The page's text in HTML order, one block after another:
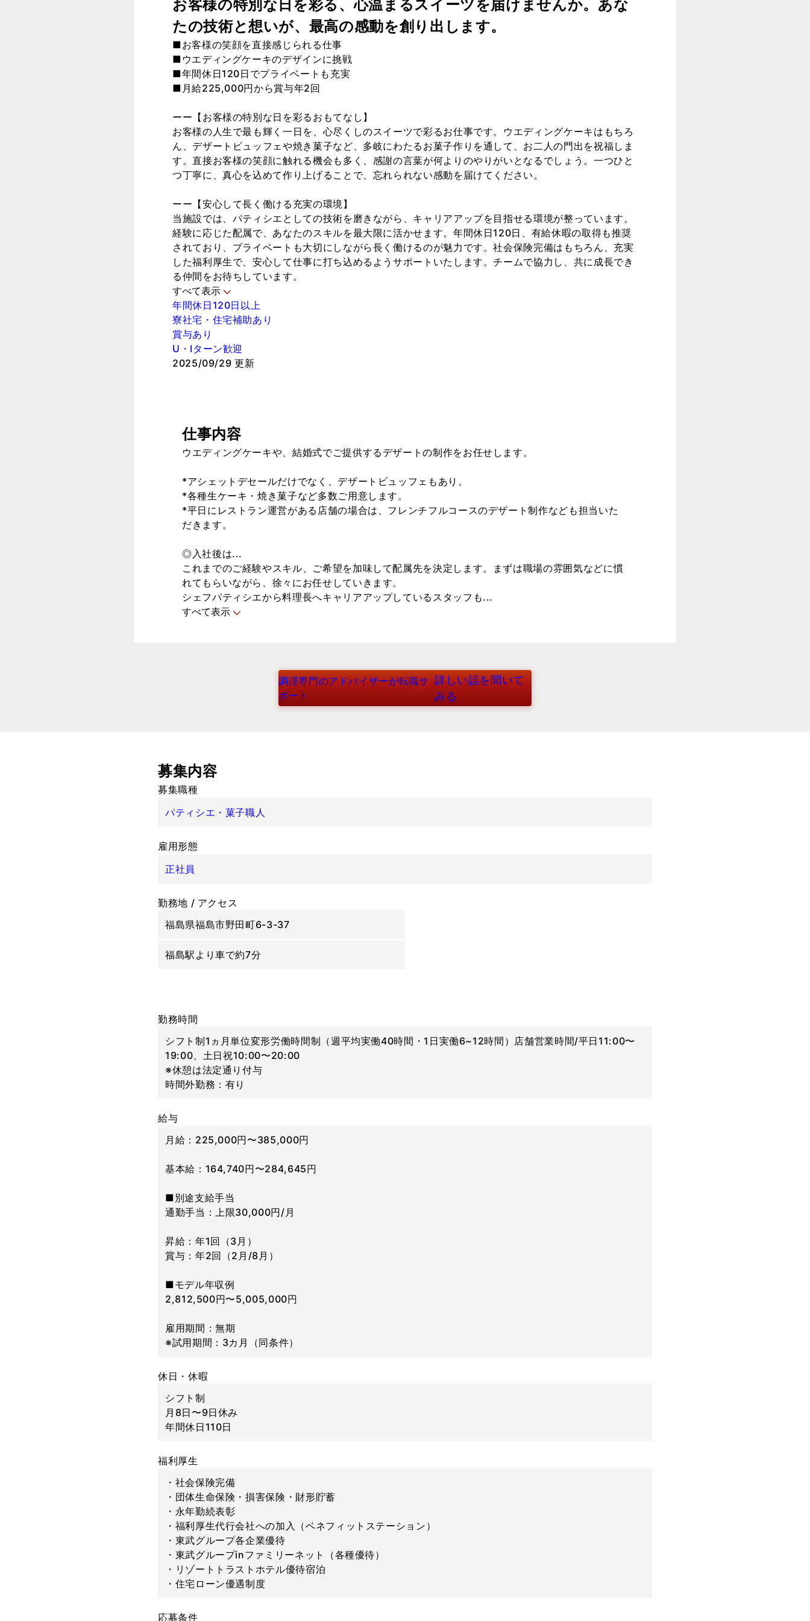
お客様の特別な日を彩る、心温まるスイーツを届けませんか。あな
たの技術と想いが、最高の感動を創り出します。
■お客様の笑顔を直接感じられる仕事
■ウエディングケーキのデザインに挑戦
■年間休日120日でプライベートも充実
■月給225,000円から賞与年2回
ーー【お客様の特別な日を彩るおもてなし】
お客様の人生で最も輝く一日を、心尽くしのスイーツで彩るお仕事です。ウエディングケーキはもちろ
ん、デザートビュッフェや焼き菓子など、多岐にわたるお菓子作りを通して、お二人の門出を祝福しま
す。直接お客様の笑顔に触れる機会も多く、感謝の言葉が何よりのやりがいとなるでしょう。一つひと
つ丁寧に、真心を込めて作り上げることで、忘れられない感動を届けてください。
ーー【安心して長く働ける充実の環境】
当施設では、パティシエとしての技術を磨きながら、キャリアアップを目指せる環境が整っています。
経験に応じた配属で、あなたのスキルを最大限に活かせます。年間休日120日、有給休暇の取得も推奨
されており、プライベートも大切にしながら長く働けるのが魅力です。社会保険完備はもちろん、充実
した福利厚生で、安心して仕事に打ち込めるようサポートいたします。チームで協力し、共に成長でき
る仲間をお待ちしています。
すべて表示
年間休日120日以上
寮社宅・住宅補助あり
賞与あり
U・Iターン歓迎
2025/09/29 更新
仕事内容
ウエディングケーキや、結婚式でご提供するデザートの制作をお任せします。
*アシェットデセールだけでなく、デザートビュッフェもあり。
*各種生ケーキ・焼き菓子など多数ご用意します。
*平日にレストラン運営がある店舗の場合は、フレンチフルコースのデザート制作なども担当いた
だきます。
◎入社後は...
これまでのご経験やスキル、ご希望を加味して配属先を決定します。まずは職場の雰囲気などに慣
れてもらいながら、徐々にお任せしていきます。
シェフパティシエから料理長へキャリアアップしているスタッフも...
すべて表示
調理専門のアドバイザーが転職サ
ポート
詳しい話を聞いて
みる
募集内容
募集職種
パティシエ・菓子職人
雇用形態
正社員
勤務地 / アクセス
福島県福島市野田町6-3-37
福島駅より車で約7分
勤務時間
シフト制1ヵ月単位変形労働時間制（週平均実働40時間・1日実働6~12時間）店舗営業時間/平日11:00〜
19:00、土日祝10:00〜20:00
※休憩は法定通り付与
時間外勤務：有り
給与
月給：225,000円〜385,000円
基本給：164,740円〜284,645円
■別途支給手当
通勤手当：上限30,000円/月
昇給：年1回（3月）
賞与：年2回（2月/8月）
■モデル年収例
2,812,500円〜5,005,000円
雇用期間：無期
※試用期間：3カ月（同条件）
休日・休暇
シフト制
月8日〜9日休み
年間休日110日
福利厚生
・社会保険完備
・団体生命保険・損害保険・財形貯蓄
・永年勤続表彰
・福利厚生代行会社への加入（ベネフィットステーション）
・東武グループ各企業優待
・東武グループinファミリーネット（各種優待）
・リゾートトラストホテル優待宿泊
・住宅ローン優遇制度
応募条件